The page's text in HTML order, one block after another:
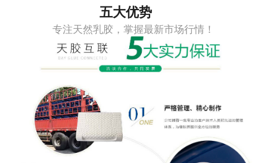
五大优势
专注天然乳胶，掌握最新市场行情！